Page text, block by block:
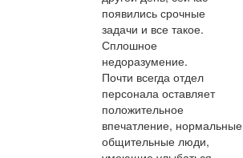
появились срочные
задачи и все такое.
Сплошное
недоразумение.
Почти всегда отдел
персонала оставляет
положительное
впечатление, нормальные
общительные люди,